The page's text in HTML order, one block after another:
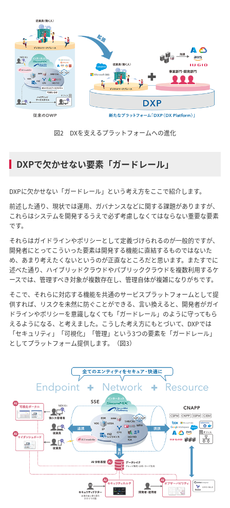
図2 DXを支えるプラットフォームへの進化
DXPで欠かせない要素「ガードレール」
DXPに欠かせない「ガードレール」という考え方をここで紹介します。
前述した通り、現状では運用、ガバナンスなどに関する課題がありますが、
これらはシステムを開発するうえで必ず考慮しなくてはならない重要な要素
です。
それらはガイドラインやポリシーとして定義づけられるのが一般的ですが、
開発者にとってこういった要素は開発する機能に直結するものではないた
め、あまり考えたくないというのが正直なところだと思います。またすでに
述べた通り、ハイブリッドクラウドやパブリッククラウドを複数利用するケ
ースでは、管理すべき対象が複数存在し、管理自体が複雑になりがちです。
そこで、それらに対応する機能を共通のサービスプラットフォームとして提
供すれば、リスクを未然に防ぐことができる、言い換えると、開発者がガイ
ドラインやポリシーを意識しなくても「ガードレール」のように守ってもら
えるようになる、と考えました。こうした考え方にもとづいて、DXPでは
「セキュリティ」「可視化」「管理」という3つの要素を「ガードレール」
としてプラットフォーム提供します。（図3）